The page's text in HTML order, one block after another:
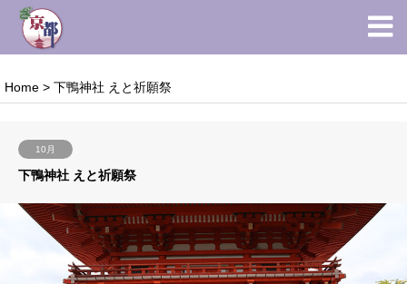
Home > 下鴨神社 えと祈願祭
10月
下鴨神社 えと祈願祭